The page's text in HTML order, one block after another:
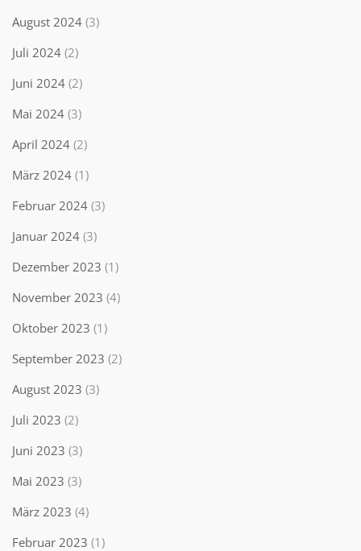
August 2024 (3)
Juli 2024 (2)
Juni 2024 (2)
Mai 2024 (3)
April 2024 (2)
März 2024 (1)
Februar 2024 (3)
Januar 2024 (3)
Dezember 2023 (1)
November 2023 (4)
Oktober 2023 (1)
September 2023 (2)
August 2023 (3)
Juli 2023 (2)
Juni 2023 (3)
Mai 2023 (3)
März 2023 (4)
Februar 2023 (1)